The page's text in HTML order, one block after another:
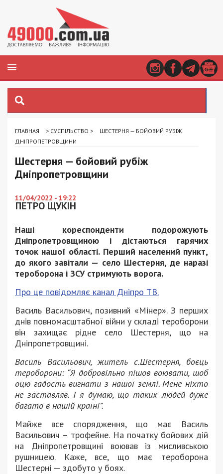
ГЛАВНАЯ > СУСПІЛЬСТВО >
ШЕСТЕРНЯ — БОЙОВИЙ РУБІЖ
ДНІПРОПЕТРОВЩИНИ
Шестерня — бойовий рубіж
Дніпропетровщини
11/04/2022 - 19:22
ПЕТРО ЩУКІН
Наші кореспонденти подорожують
Дніпропетровщиною і дістаються гарячих
точок нашої області. Перший населений пункт,
до якого завітали — село Шестерня, де наразі
тероборона і ЗСУ стримують ворога.
Про це повідомляє канал Дніпро ТВ.
Василь Васильович, позивний «Мінер». З перших
днів повномасштабної війни у складі тероборони
він захищає рідне село Шестерня, що на
Дніпропетровщині.
Василь Васильович, житель с.Шестерня, боєць
тероборони: “Я добровільно пішов воювати, шоб
оцю гадость вигнати з нашої землі. Мене ніхто
не заставляв. І я думаю, що таких людей дуже
багато в нашій країні”.
Майже все спорядження, що має Василь
Васильович – трофейне. На початку бойових дій
на Дніпропетровщині воював із мисливською
рушницею. Каже, все, що має тероборона
Шестерні — здобуто у боях.